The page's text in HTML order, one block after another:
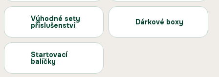
Výhodné sety
příslušenství Dárkové boxy
Startovací
balíčky